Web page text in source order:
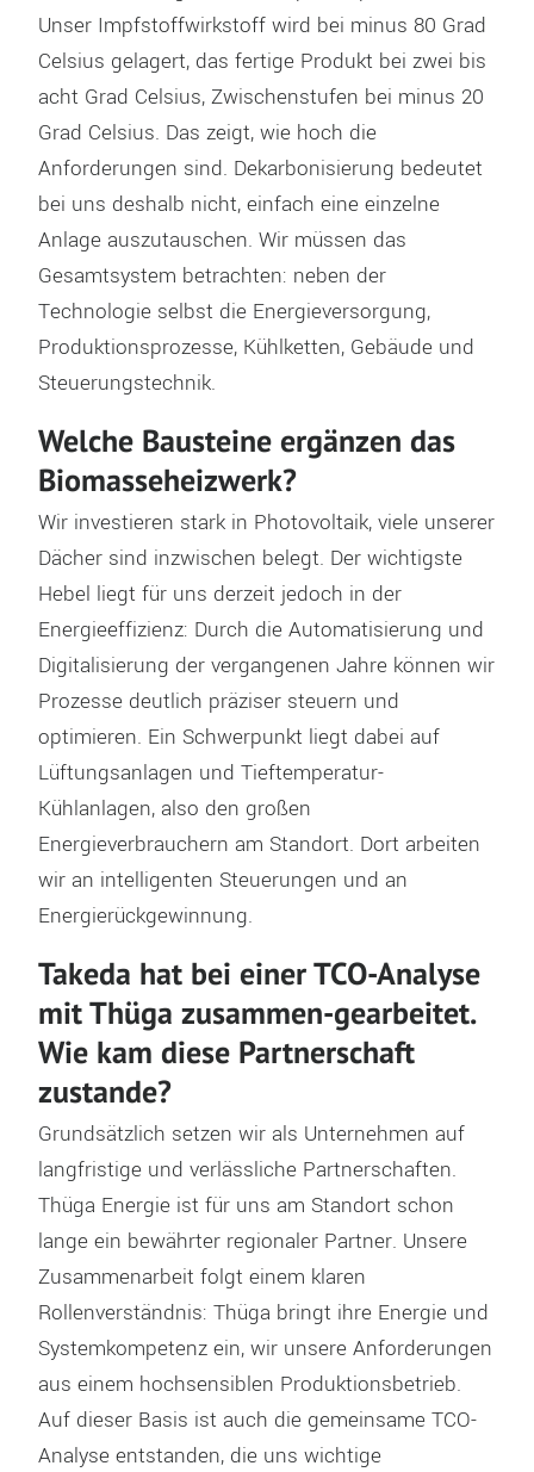
Unser Impfstoffwirkstoff wird bei minus 80 Grad
Celsius gelagert, das fertige Produkt bei zwei bis
acht Grad Celsius, Zwischenstufen bei minus 20
Grad Celsius. Das zeigt, wie hoch die
Anforderungen sind. Dekarbonisierung bedeutet
bei uns deshalb nicht, einfach eine einzelne
Anlage auszutauschen. Wir müssen das
Gesamtsystem betrachten: neben der
Technologie selbst die Energieversorgung,
Produktionsprozesse, Kühlketten, Gebäude und
Steuerungstechnik.
Welche Bausteine ergänzen das
Biomasseheizwerk?
Wir investieren stark in Photovoltaik, viele unserer
Dächer sind inzwischen belegt. Der wichtigste
Hebel liegt für uns derzeit jedoch in der
Energieeffizienz: Durch die Automatisierung und
Digitalisierung der vergangenen Jahre können wir
Prozesse deutlich präziser steuern und
optimieren. Ein Schwerpunkt liegt dabei auf
Lüftungsanlagen und Tieftemperatur-
Kühlanlagen, also den großen
Energieverbrauchern am Standort. Dort arbeiten
wir an intelligenten Steuerungen und an
Energierückgewinnung.
Takeda hat bei einer TCO-Analyse
mit Thüga zusammen-gearbeitet.
Wie kam diese Partnerschaft
zustande?
Grundsätzlich setzen wir als Unternehmen auf
langfristige und verlässliche Partnerschaften.
Thüga Energie ist für uns am Standort schon
lange ein bewährter regionaler Partner. Unsere
Zusammenarbeit folgt einem klaren
Rollenverständnis: Thüga bringt ihre Energie und
Systemkompetenz ein, wir unsere Anforderungen
aus einem hochsensiblen Produktionsbetrieb.
Auf dieser Basis ist auch die gemeinsame TCO-
Analyse entstanden, die uns wichtige